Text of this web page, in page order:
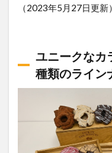
（2023年5月27日更新）
ユニークなカ
種類のライン